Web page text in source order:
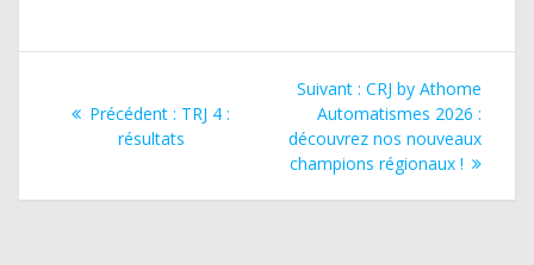
Précédent : Article
précédent
TRJ 4 :
résultats
Suivant : Article
suivant
:
CRJ by Athome
Automatismes 2026 :
découvrez nos nouveaux
champions régionaux !